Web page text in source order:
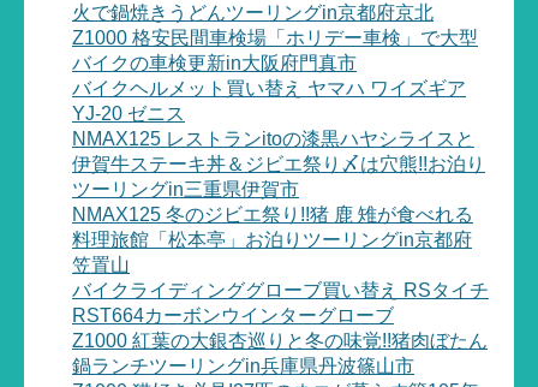
火で鍋焼きうどんツーリングin京都府京北
Z1000 格安民間車検場「ホリデー車検」で大型
バイクの車検更新in大阪府門真市
バイクヘルメット買い替え ヤマハ ワイズギア
YJ-20 ゼニス
NMAX125 レストランitoの漆黒ハヤシライスと
伊賀牛ステーキ丼＆ジビエ祭り〆は穴熊!!お泊り
ツーリングin三重県伊賀市
NMAX125 冬のジビエ祭り!!猪 鹿 雉が食べれる
料理旅館「松本亭」お泊りツーリングin京都府
笠置山
バイクライディンググローブ買い替え RSタイチ
RST664カーボンウインターグローブ
Z1000 紅葉の大銀杏巡りと冬の味覚!!猪肉ぼたん
鍋ランチツーリングin兵庫県丹波篠山市